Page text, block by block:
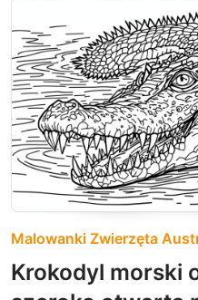
Malowanki Zwierzęta
Krokodyl morski